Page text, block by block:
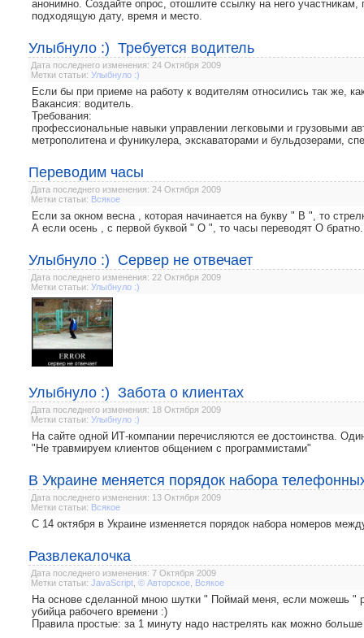
анонимно. Создайте опрос, отошлите ссылку на него
подходящую дату, время и место.
Улыбнуло :) Требуется водитель
Дата последнего изменения: 24 Октября 2009
Метки статьи: Улыбнуло :)
Если бы при приеме на работу к водителям относились так же,
Вакансия: водитель.
Требования:
профессиональные навыки управлении легковыми и грузовыми
метрополитена и фуникулера, экскаваторами и бульдозерами,
Переводим часы
Дата последнего изменения: 24 Октября 2009
Метки статьи: Всякое
Если за окном весна , которая начинается на букву " В ", то
А еcли осень , с первой буквой " О ", то часы переводят О братно.
Улыбнуло :) Сервер не отвечает
Дата последнего изменения: 22 Октября 2009
Метки статьи: Улыбнуло :)
Улыбнуло :) Забота о клиентах
Дата последнего изменения: 18 Октября 2009
Метки статьи: Улыбнуло :)
На сайте одной ИТ-компании перечисляются ее достоинства.
"Не травмируем клиентов общением с программистами"
В Украине меняется порядок набора
Дата последнего изменения: 13 Октября 2009
Метки статьи: Всякое
С 14 октября в Украине изменяется порядок набора номеров
Развлекалочка
Дата последнего изменения: 7 Октября 2009
Метки статьи: JavaScript © Авторское Всякое
На основе сделанной мною шутки " Поймай меня, если можешь "
убийца рабочего времени :)
Правила простые: за 1 минуту надо настрелять как можно